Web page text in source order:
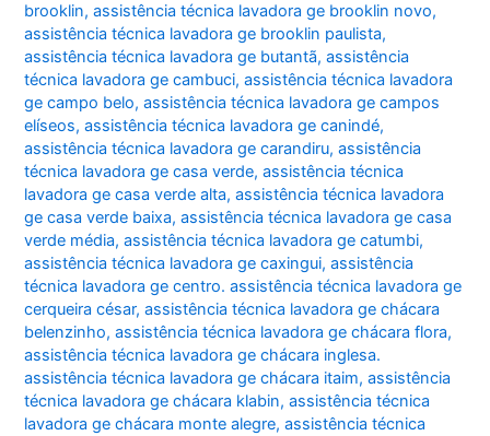
brooklin,assistência técnica lavadora ge brooklin novo,
assistência técnica lavadora ge brooklin paulista,
assistência técnica lavadora ge butantã,assistência
técnica lavadora ge cambuci,assistência técnica lavadora
ge campo belo,assistência técnica lavadora ge campos
elíseos,assistência técnica lavadora ge canindé,
assistência técnica lavadora ge carandiru,assistência
técnica lavadora ge casa verde,assistência técnica
lavadora ge casa verde alta,assistência técnica lavadora
ge casa verde baixa,assistência técnica lavadora ge casa
verde média,assistência técnica lavadora ge catumbi,
assistência técnica lavadora ge caxingui,assistência
técnica lavadora ge centro. assistência técnica lavadora ge
cerqueira césar,assistência técnica lavadora ge chácara
belenzinho,assistência técnica lavadora ge chácara flora,
assistência técnica lavadora ge chácara inglesa.
assistência técnica lavadora ge chácara itaim,assistência
técnica lavadora ge chácara klabin,assistência técnica
lavadora ge chácara monte alegre,assistência técnica